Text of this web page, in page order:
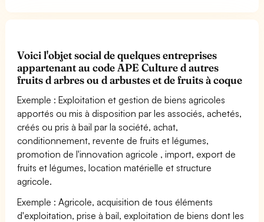
Voici l'objet social de quelques entreprises
appartenant au code APE Culture d autres
fruits d arbres ou d arbustes et de fruits à coque
Exemple : Exploitation et gestion de biens agricoles
apportés ou mis à disposition par les associés, achetés,
créés ou pris à bail par la société, achat,
conditionnement, revente de fruits et légumes,
promotion de l'innovation agricole , import, export de
fruits et légumes, location matérielle et structure
agricole.
Exemple : Agricole, acquisition de tous éléments
d'exploitation, prise à bail, exploitation de biens dont les